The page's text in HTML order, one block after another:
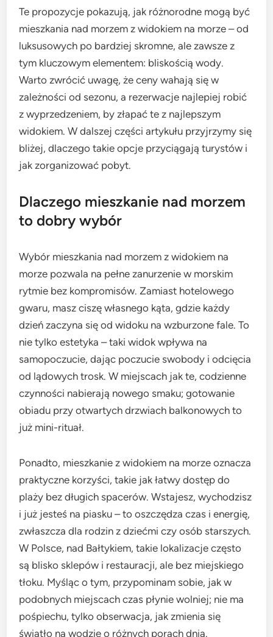
Te propozycje pokazują, jak różnorodne mogą być
mieszkania nad morzem z widokiem na morze – od
luksusowych po bardziej skromne, ale zawsze z
tym kluczowym elementem: bliskością wody.
Warto zwrócić uwagę, że ceny wahają się w
zależności od sezonu, a rezerwacje najlepiej robić
z wyprzedzeniem, by złapać te z najlepszym
widokiem. W dalszej części artykułu przyjrzymy się
bliżej, dlaczego takie opcje przyciągają turystów i
jak zorganizować pobyt.
Dlaczego mieszkanie nad morzem
to dobry wybór
Wybór mieszkania nad morzem z widokiem na
morze pozwala na pełne zanurzenie w morskim
rytmie bez kompromisów. Zamiast hotelowego
gwaru, masz ciszę własnego kąta, gdzie każdy
dzień zaczyna się od widoku na wzburzone fale. To
nie tylko estetyka – taki widok wpływa na
samopoczucie, dając poczucie swobody i odcięcia
od lądowych trosk. W miejscach jak te, codzienne
czynności nabierają nowego smaku; gotowanie
obiadu przy otwartych drzwiach balkonowych to
już mini-rituał.
Ponadto, mieszkanie z widokiem na morze oznacza
praktyczne korzyści, takie jak łatwy dostęp do
plaży bez długich spacerów. Wstajesz, wychodzisz
i już jesteś na piasku – to oszczędza czas i energię,
zwłaszcza dla rodzin z dziećmi czy osób starszych.
W Polsce, nad Bałtykiem, takie lokalizacje często
są blisko sklepów i restauracji, ale bez miejskiego
tłoku. Myśląc o tym, przypominam sobie, jak w
podobnych miejscach czas płynie wolniej; nie ma
pośpiechu, tylko obserwacja, jak zmienia się
światło na wodzie o różnych porach dnia.